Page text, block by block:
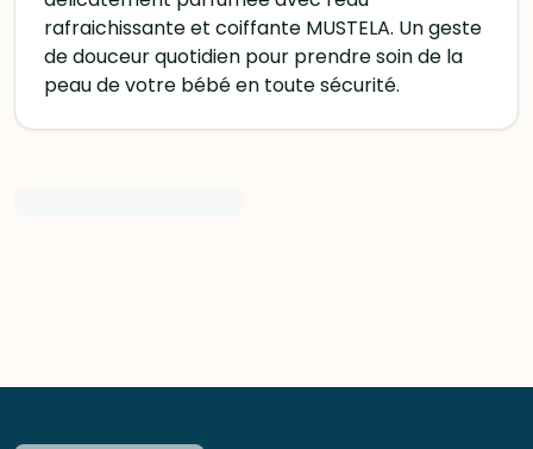
rafraichissante et coiffante MUSTELA. Un geste
de douceur quotidien pour prendre soin de la
peau de votre bébé en toute sécurité.